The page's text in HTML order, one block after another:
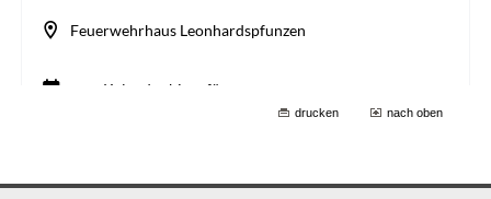
drucken nach oben